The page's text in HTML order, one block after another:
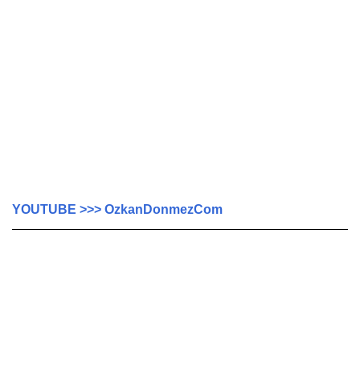
YOUTUBE >>> OzkanDonmezCom